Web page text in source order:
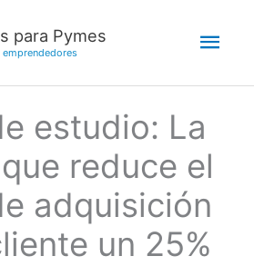
para Pymes
estudio: La
reduce el
adquisición
un 25%